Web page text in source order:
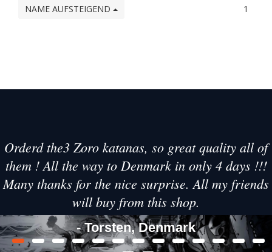
NAME AUFSTEIGEND 1
Orderd the3 Zoro katanas, so great quality all of
them ! All the way to Denmark in only 4 days !!!
Many thanks for the nice surprise. All my friends
will buy from this shop.
- Torsten, Denmark